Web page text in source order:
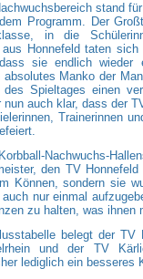
stand
Programm. Der
in die
aus Honnefeld taten
sie endlich wieder
Manko der
Spieltages einen
auch klar, dass der
Trainerinnen
Nachwuchs-
den TV
Können, sondern sie
nur einmal
zu halten, was
belegt der
und der TV
lediglich ein besseres